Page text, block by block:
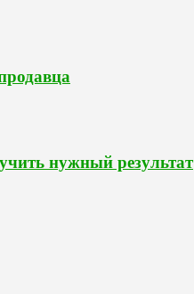
нужный результат